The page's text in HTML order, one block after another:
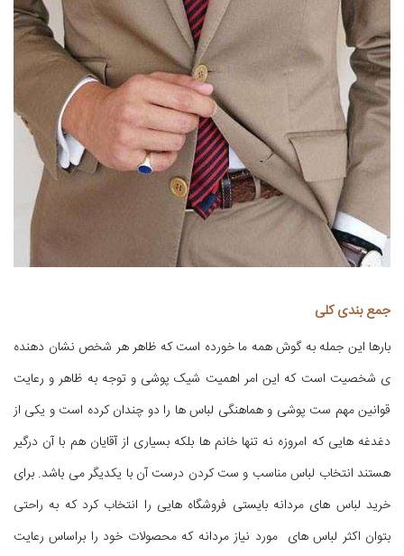
جمع بندی کلی
بارها این جمله به گوش همه ما خورده است که ظاهر هر شخص نشان دهنده
ی شخصیت است که این امر اهمیت شیک پوشی و توجه به ظاهر و رعایت
قوانین مهم ست پوشی و هماهنگی لباس ها را دو چندان کرده است و یکی از
دغدغه هایی که امروزه نه تنها خانم ها بلکه بسیاری از آقایان هم با آن درگیر
هستند انتخاب لباس مناسب و ست کردن درست آن با یکدیگر می باشد. برای
خرید لباس های مردانه بایستی فروشگاه هایی را انتخاب کرد که به راحتی
بتوان اکثر لباس های مورد نیاز مردانه که محصولات خود را براساس رعایت